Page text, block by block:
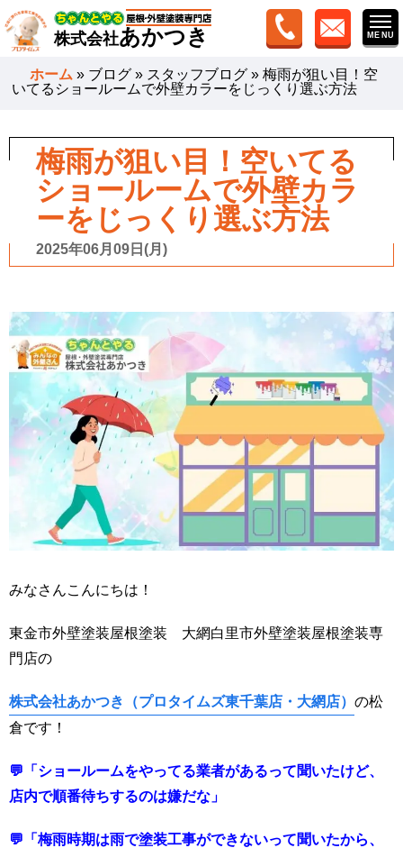
株式会社あかつき
ホーム » ブログ » スタッフブログ »梅雨が狙い目！空
いてるショールームで外壁カラーをじっくり選ぶ方法
梅雨が狙い目！空いてる
ショールームで外壁カラ
ーをじっくり選ぶ方法
2025年06月09日(月)
みなさんこんにちは！
東金市外壁塗装屋根塗装 大網白里市外壁塗装屋根塗装専
門店の
株式会社あかつき（プロタイムズ東千葉店・大網店） の松
倉です！
💬「ショールームをやってる業者があるって聞いたけど、
店内で順番待ちするのは嫌だな」
💬「梅雨時期は雨で塗装工事ができないって聞いたから、